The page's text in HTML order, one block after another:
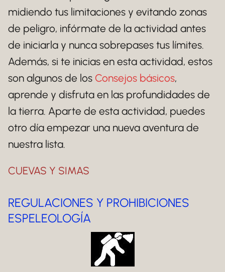
midiendo tus limitaciones y evitando zonas
de peligro, infórmate de la actividad antes
de iniciarla y nunca sobrepases tus límites.
Además, si te inicias en esta actividad, estos
son algunos de los Consejos básicos,
aprende y disfruta en las profundidades de
la tierra. Aparte de esta actividad, puedes
otro día empezar una nueva aventura de
nuestra lista.
CUEVAS Y SIMAS
REGULACIONES Y PROHIBICIONES
ESPELEOLOGÍA